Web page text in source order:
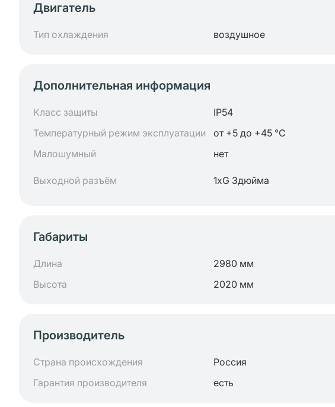
Двигатель
Тип охлаждения воздушное
Дополнительная информация
Класс защиты IP54
Температурный режим эксплуатации
от +5 до +45 °C
Малошумный
нет
Выходной разъём 1хG 3дюйма
Габариты
Длина 2980 мм
Высота
2020 мм
Производитель
Страна происхождения Россия
Гарантия производителя
есть